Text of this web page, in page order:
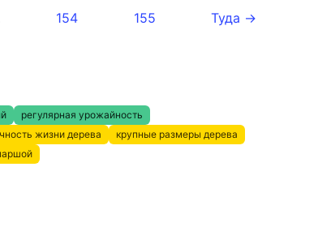
154 155 Туда →
регулярная урожайность
жизни дерева
крупные размеры дерева